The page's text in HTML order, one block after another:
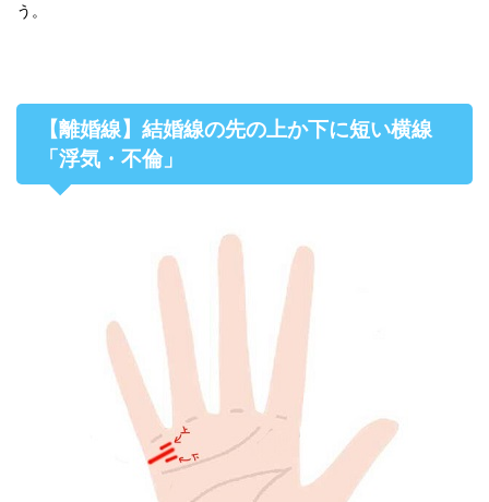
う。
【離婚線】結婚線の先の上か下に短い横線
「浮気・不倫」